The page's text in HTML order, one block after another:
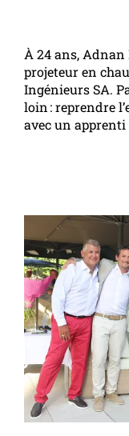
À 24 ans,
projeteur en
Ingénieurs SA.
loin : reprendre
avec un